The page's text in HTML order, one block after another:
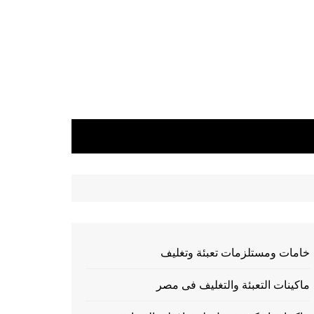
خامات ومستلزمات تعبئة وتغليف
ماكينات التعبئة والتغليف فى مصر